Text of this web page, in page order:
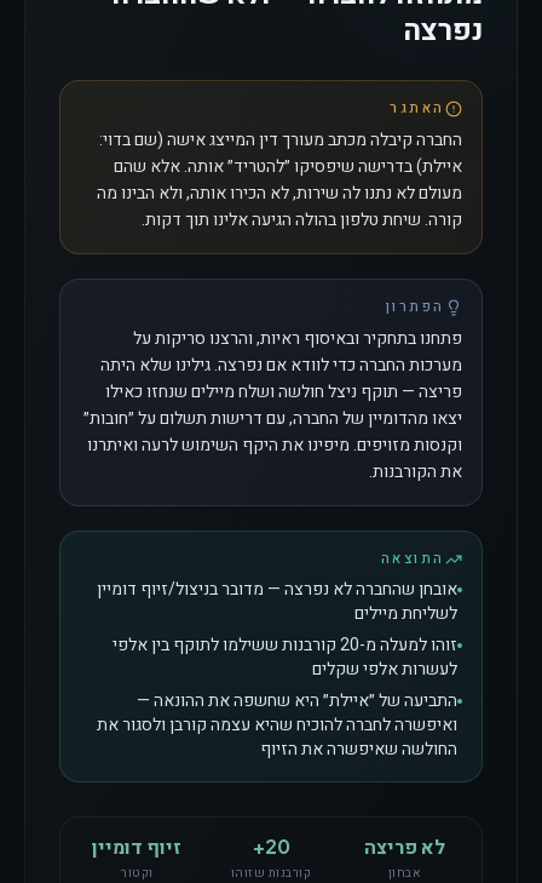
נפרצה
האתגר
החברה קיבלה מכתב מעורך דין המייצג אישה (שם בדוי:
איילת) בדרישה שיפסיקו ״להטריד״ אותה. אלא שהם
מעולם לא נתנו לה שירות, לא הכירו אותה, ולא הבינו מה
קורה. שיחת טלפון בהולה הגיעה אלינו תוך דקות.
הפתרון
פתחנו בתחקיר ובאיסוף ראיות, והרצנו סריקות על
מערכות החברה כדי לוודא אם נפרצה. גילינו שלא היתה
פריצה — תוקף ניצל חולשה ושלח מיילים שנחזו כאילו
יצאו מהדומיין של החברה, עם דרישות תשלום על ״חובות״
וקנסות מזויפים. מיפינו את היקף השימוש לרעה ואיתרנו
את הקורבנות.
התוצאה
אובחן שהחברה לא נפרצה — מדובר בניצול/זיוף דומיין
לשליחת מיילים
זוהו למעלה מ-20 קורבנות ששילמו לתוקף בין אלפי
לעשרות אלפי שקלים
התביעה של ״איילת״ היא שחשפה את ההונאה —
ואיפשרה לחברה להוכיח שהיא עצמה קורבן ולסגור את
החולשה שאיפשרה את הזיוף
לא פריצה
אבחון
20+
קורבנות שזוהו
זיוף דומיין
וקטור